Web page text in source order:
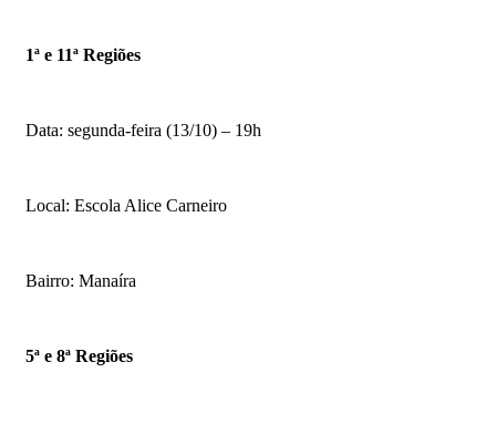
1ª e 11ª Regiões
Data: segunda-feira (13/10) – 19h
Local: Escola Alice Carneiro
Bairro: Manaíra
5ª e 8ª Regiões